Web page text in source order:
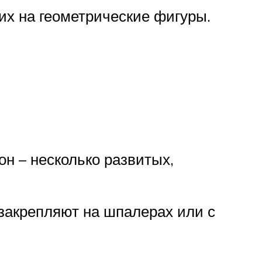
на геометрические фигуры.
– несколько развитых,
на шпалерах или с